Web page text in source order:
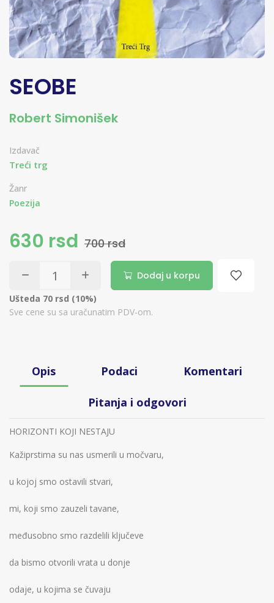
SEOBE
Robert Simonišek
Izdavač
Treći trg
Žanr
Poezija
630 rsd 700 rsd
Dodaj u korpu
Ušteda 70 rsd (10%)
Sve cene su sa uračunatim PDV-om.
Opis Podaci Komentari
Pitanja i odgovori
HORIZONTI KOJI NESTAJU
Kažiprstima su nas usmerili u močvaru,
u kojoj smo ostavili stvari,
mi, koji smo zauzeli tavane,
međusobno smo razdelili ključeve
da bismo otvorili vrata u donje
odaje, u kojima se čuvaju